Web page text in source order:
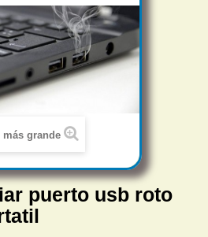
más grande
puerto usb roto